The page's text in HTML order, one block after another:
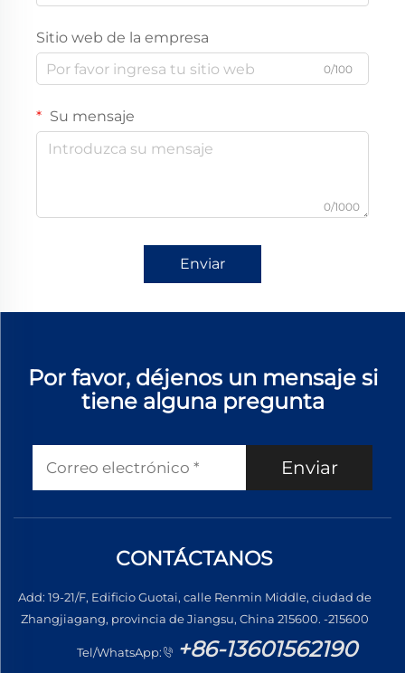
Sitio web de la empresa
0/100
Su mensaje
0/1000
Enviar
Por favor, déjenos un mensaje si
tiene alguna pregunta
Enviar
CONTÁCTANOS
Add: 19-21/F, Edificio Guotai, calle Renmin Middle, ciudad de
Zhangjiagang, provincia de Jiangsu, China 215600. -215600
Tel/WhatsApp: +86-13601562190